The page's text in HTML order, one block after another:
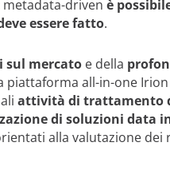
metadata-driven è
essere fatto.
sul mercatoe della
piattaforma all-in-one
attività di trattamento
di soluzioni data
alla valutazione